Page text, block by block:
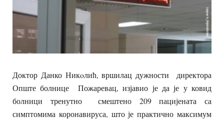
Доктор Данко Никoлић, вршилац дужности директора
Опште болнице Пожаревац, изјавио је да је у ковид
болници тренутно смештено 209 пацијената са
симптомима коронавируса, што је практично максимум